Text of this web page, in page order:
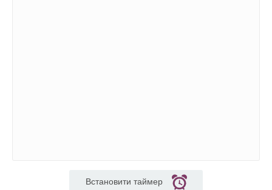
Встановити таймер